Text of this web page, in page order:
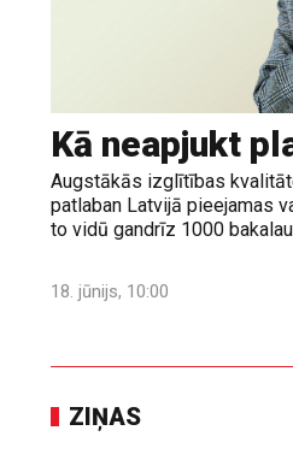
Kā neapjukt
Augstākās izglītības
patlaban Latvijā pieejamas
to vidū gandrīz 1000
18. jūnijs, 10:00
ZIŅAS